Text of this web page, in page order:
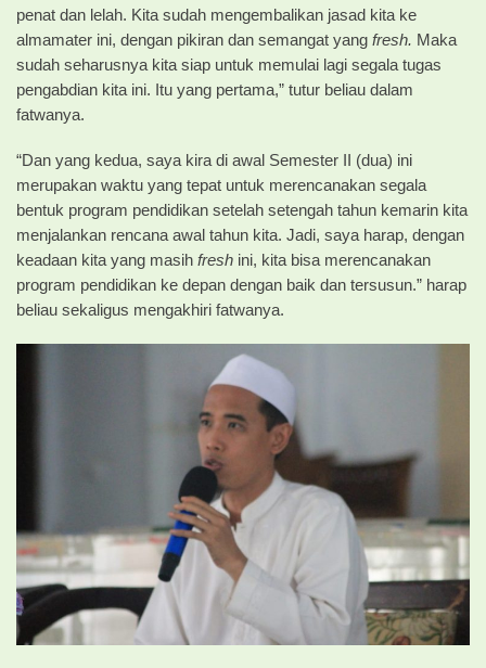
penat dan lelah. Kita sudah mengembalikan jasad kita ke
almamater ini, dengan pikiran dan semangat yang fresh. Maka
sudah seharusnya kita siap untuk memulai lagi segala tugas
pengabdian kita ini. Itu yang pertama,” tutur beliau dalam
fatwanya.
“Dan yang kedua, saya kira di awal Semester II (dua) ini
merupakan waktu yang tepat untuk merencanakan segala
bentuk program pendidikan setelah setengah tahun kemarin kita
menjalankan rencana awal tahun kita. Jadi, saya harap, dengan
keadaan kita yang masih fresh ini, kita bisa merencanakan
program pendidikan ke depan dengan baik dan tersusun.” harap
beliau sekaligus mengakhiri fatwanya.